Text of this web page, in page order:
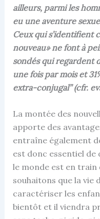
ailleurs, parmi les
eu une aventure
Ceux qui s’identifient
nouveau» ne font à
sondés qui regardent
une fois par mois et
extra-conjugal’’ (cfr.
La montée des
apporte des
entraîne également
est donc essentiel
le monde est en
souhaitons que la vie
caractériser les
bientôt et il viendra